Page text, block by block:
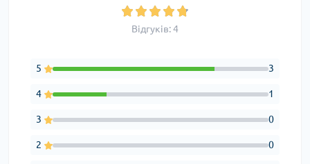
Відгуків: 4
5 3
4 1
3 0
2 0